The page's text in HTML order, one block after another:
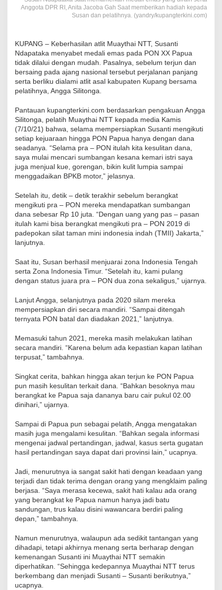
Anggota DPR RI, Anita Jacoba Gah Saat memberikan hadiah kepada
Susan dan pelatihnya. (yandry/kupangterkini.com)
KUPANG – Keberhasilan atlit Muaythai NTT, Susanti
Ndapataka menyabet medali emas pada PON XX Papua
tidak dilalui dengan mudah. Pasalnya, sebelum terjun dan
bersaing pada ajang nasional tersebut perjalanan panjang
serta berliku dialami atlit asal kabupaten Kupang bersama
pelatihnya, Angga Silitonga.
Pantauan kupangterkini.com berdasarkan pengakuan Angga
Silitonga, pelatih Muaythai NTT kepada media Kamis
(7/10/21) bahwa, selama mempersiapkan Susanti mengikuti
setiap kejuaraan hingga PON Papua hanya dengan dana
seadanya. “Selama pra – PON itulah kita kesulitan dana,
saya mulai mencari sumbangan kesana kemari istri saya
juga menjual kue, gorengan, bikin kulit lumpia sampai
menggadaikan BPKB motor,” jelasnya.
Setelah itu, detik – detik terakhir sebelum berangkat
mengikuti pra – PON mereka mendapatkan sumbangan
dana sebesar Rp 10 juta. “Dengan uang yang pas – pasan
itulah kami bisa berangkat mengikuti pra – PON 2019 di
padepokan silat taman mini indonesia indah (TMII) Jakarta,”
lanjutnya.
Saat itu, Susan berhasil menjuarai zona Indonesia Tengah
serta Zona Indonesia Timur. “Setelah itu, kami pulang
dengan status juara pra – PON dua zona sekaligus,” ujarnya.
Lanjut Angga, selanjutnya pada 2020 silam mereka
mempersiapkan diri secara mandiri. “Sampai ditengah
ternyata PON batal dan diadakan 2021,” lanjutnya.
Memasuki tahun 2021, mereka masih melakukan latihan
secara mandiri. “Karena belum ada kepastian kapan latihan
terpusat,” tambahnya.
Singkat cerita, bahkan hingga akan terjun ke PON Papua
pun masih kesulitan terkait dana. “Bahkan besoknya mau
berangkat ke Papua saja dananya baru cair pukul 02.00
dinihari,” ujarnya.
Sampai di Papua pun sebagai pelatih, Angga mengatakan
masih juga mengalami kesulitan. “Bahkan segala informasi
mengenai jadwal pertandingan, jadwal, kasus serta gugatan
hasil pertandingan saya dapat dari provinsi lain,” ucapnya.
Jadi, menurutnya ia sangat sakit hati dengan keadaan yang
terjadi dan tidak terima dengan orang yang mengklaim paling
berjasa. “Saya merasa kecewa, sakit hati kalau ada orang
yang berangkat ke Papua namun hanya jadi batu
sandungan, trus kalau disini wawancara berdiri paling
depan,” tambahnya.
Namun menurutnya, walaupun ada sedikit tantangan yang
dihadapi, tetapi akhirnya menang serta berharap dengan
kemenangan Susanti ini Muaythai NTT semakin
diperhatikan. “Sehingga kedepannya Muaythai NTT terus
berkembang dan menjadi Susanti – Susanti berikutnya,”
ucapnya.